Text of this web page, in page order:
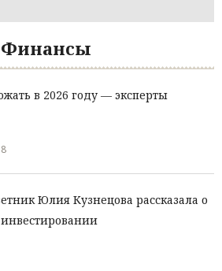
Финансы
в 2026 году — эксперты
Юлия Кузнецова рассказала о